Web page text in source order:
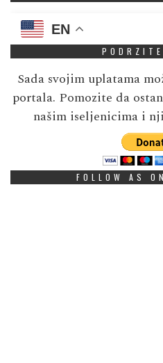
EN
Sada svojim uplatama
portala. Pomozite da
našim iseljenicima i
FOLLOW AS